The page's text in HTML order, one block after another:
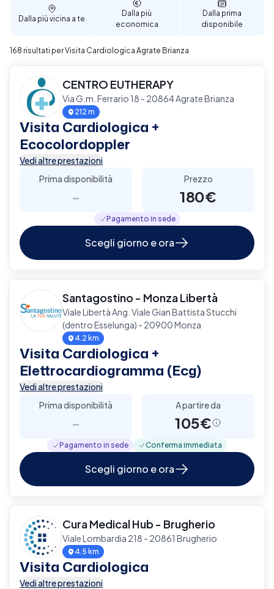
tue esigenze personali. Prenota ora per garantire un
supporto diagnostico completo e affidabile per la
Dalla più vicina a te
Dalla più
economica
Dalla prima
disponibile
168 risultati per Visita Cardiologica Agrate Brianza
CENTRO EUTHERAPY
Via G.m. Ferrario 18 - 20864 Agrate Brianza
212 m
Visita Cardiologica +
Ecocolordoppler
Vedi altre prestazioni
Prima disponibilità
-
Prezzo
180€
Pagamento in sede
Scegli giorno e ora
Santagostino - Monza Libertà
Viale Libertà Ang. Viale Gian Battista Stucchi
(dentro Esselunga) - 20900 Monza
4.2 km
Visita Cardiologica +
Elettrocardiogramma (Ecg)
Vedi altre prestazioni
Prima disponibilità
-
A partire da
105€
Pagamento in sede Conferma immediata
Scegli giorno e ora
Cura Medical Hub - Brugherio
Viale Lombardia 218 - 20861 Brugherio
4.5 km
Visita Cardiologica
Vedi altre prestazioni